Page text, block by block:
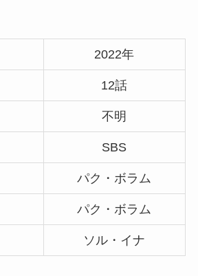
2022年
12話
不明
SBS
パク・ボラム
パク・ボラム
ソル・イナ